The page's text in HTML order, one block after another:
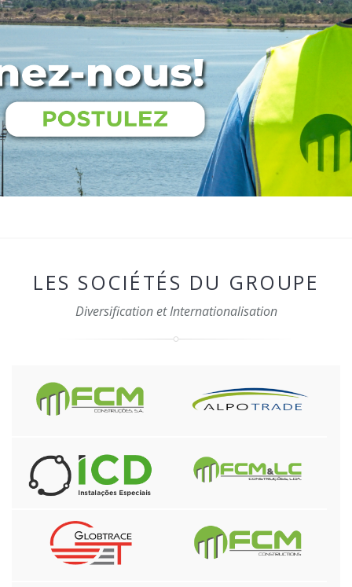
LES SOCIÉTÉS DU GROUPE
Diversification et Internationalisation